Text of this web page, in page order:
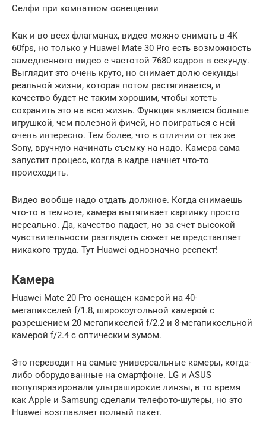
Селфи при комнатном освещении
Как и во всех флагманах, видео можно снимать в 4K
60fps, но только у Huawei Mate 30 Pro есть возможность
замедленного видео с частотой 7680 кадров в секунду.
Выглядит это очень круто, но снимает долю секунды
реальной жизни, которая потом растягивается, и
качество будет не таким хорошим, чтобы хотеть
сохранить это на всю жизнь. Функция является больше
игрушкой, чем полезной фичей, но поиграться с ней
очень интересно. Тем более, что в отличии от тех же
Sony, вручную начинать съемку на надо. Камера сама
запустит процесс, когда в кадре начнет что-то
происходить.
Видео вообще надо отдать должное. Когда снимаешь
что-то в темноте, камера вытягивает картинку просто
нереально. Да, качество падает, но за счет высокой
чувствительности разглядеть сюжет не представляет
никакого труда. Тут Huawei однозначно респект!
Камера
Huawei Mate 20 Pro оснащен камерой на 40-
мегапикселей f/1.8, широкоугольной камерой с
разрешением 20 мегапикселей f/2.2 и 8-мегапиксельной
камерой f/2.4 с оптическим зумом.
Это переводит на самые универсальные камеры, когда-
либо оборудованные на смартфоне. LG и ASUS
популяризировали ультраширокие линзы, в то время
как Apple и Samsung сделали телефото-шутеры, но это
Huawei возглавляет полный пакет.